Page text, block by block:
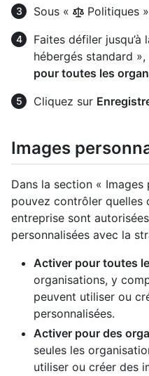
Sous «
Politiques
Faites défiler
hébergés standard
pour toutes les
Cliquez sur
Images
Dans la section « Images
pouvez contrôler quelles
entreprise sont
personnalisées avec la
Activer pour toutes
organisations, y
peuvent utiliser ou
personnalisées.
Activer pour des
seules les
utiliser ou créer des